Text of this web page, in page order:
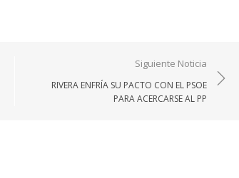
Siguiente Noticia
RIVERA ENFRÍA SU PACTO CON EL PSOE
PARA ACERCARSE AL PP